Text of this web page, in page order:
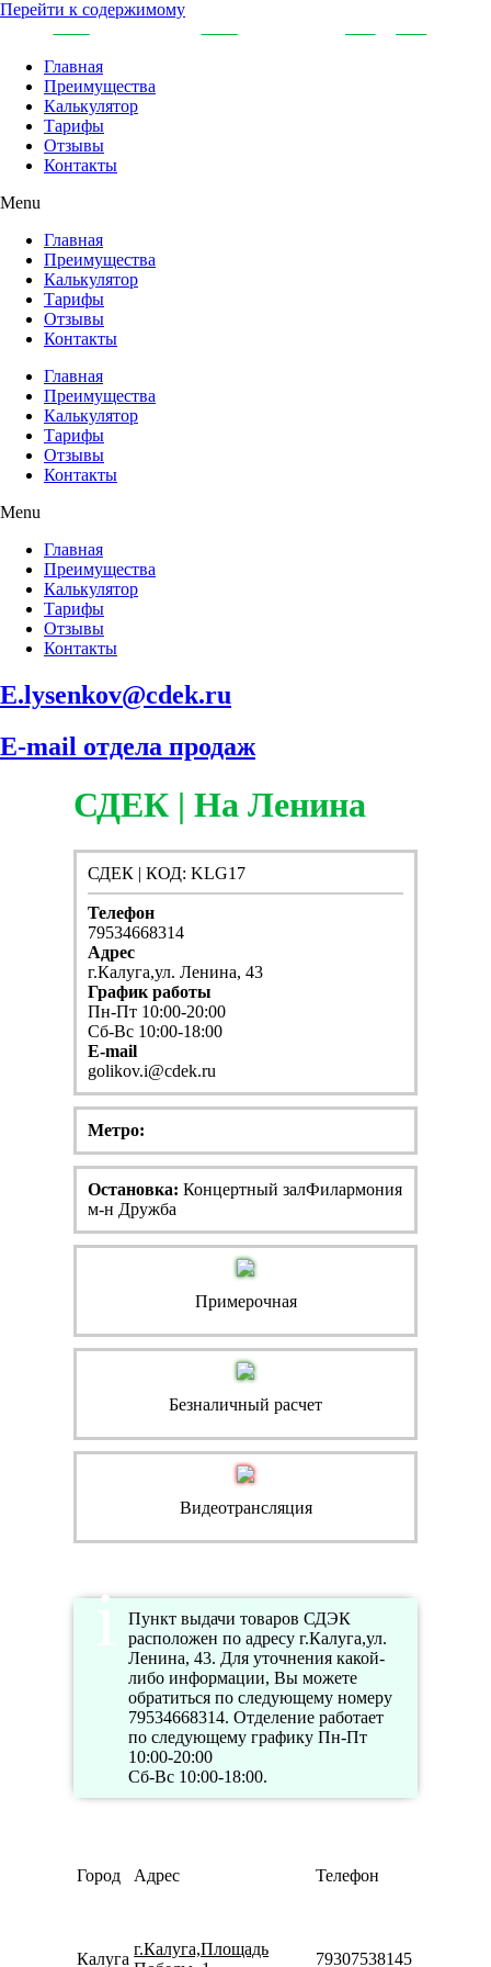
Перейти к содержимому
Главная
Преимущества
Калькулятор
Тарифы
Отзывы
Контакты
Menu
Главная
Преимущества
Калькулятор
Тарифы
Отзывы
Контакты
Главная
Преимущества
Калькулятор
Тарифы
Отзывы
Контакты
Menu
Главная
Преимущества
Калькулятор
Тарифы
Отзывы
Контакты
E.lysenkov@cdek.ru
E-mail отдела продаж
СДЕК | На Ленина
СДЕК | КОД: KLG17
Телефон
79534668314
Адрес
г.Калуга,ул. Ленина, 43
График работы
Пн-Пт 10:00-20:00
Сб-Вс 10:00-18:00
E-mail
golikov.i@cdek.ru
Метро:
Остановка: Концертный залФилармония
м-н Дружба
Примерочная
Безналичный расчет
Видеотрансляция
Пункт выдачи товаров СДЭК
расположен по адресу г.Калуга,ул.
Ленина, 43. Для уточнения какой-
либо информации, Вы можете
обратиться по следующему номеру
79534668314. Отделение работает
по следующему графику Пн-Пт
10:00-20:00
Сб-Вс 10:00-18:00.
Город Адрес Телефон
Калуга
г.Калуга,Площадь
79307538145